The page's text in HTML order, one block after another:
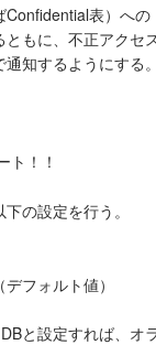
Confidential表）への
もに、不正アクセ
知するようにする。
ト！！
の設定を行う。
フォルト値）
と設定すれば、オ